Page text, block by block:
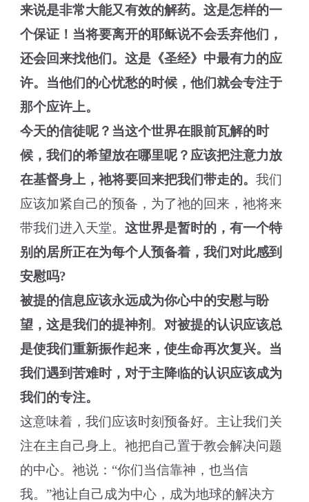
来说是非常大能又有效的解药。这是怎样的一
个保证！当将要离开的耶稣说不会丢弃他们，
还会回来找他们。这是《圣经》中最有力的应
许。当他们的心忧愁的时候，他们就会专注于
那个应许上。
今天的信徒呢？当这个世界在眼前瓦解的时
候，我们的希望放在哪里呢？应该把注意力放
在基督身上，祂将要回来把我们带走的。我们
应该加紧自己的预备，为了祂的回来，祂将来
带我们进入天堂。这世界是暂时的，有一个特
别的居所正在为每个人预备着，我们对此感到
安慰吗?
被提的信息应该永远成为你心中的安慰与盼
望，这是我们的提神剂 。 对被提的认识应该总
是使我们重新振作起来，使生命再次复兴。当
我们遇到苦难时，对于主降临的认识应该成为
我们的专注。
这意味着，我们应该时刻预备好。主让我们关
注在主自己身上。祂把自己置于教会解决问题
的中心。祂说：“你们当信靠神，也当信
我。”祂让自己成为中心，成为地球的解决方